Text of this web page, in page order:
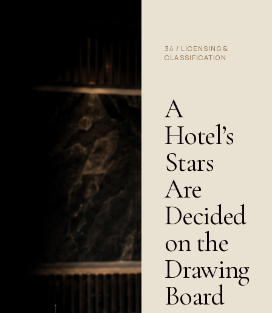
34 / LICENSING &
CLASSIFICATION
A
Hotel’s
Stars
Are
Decided
on the
Drawing
Board